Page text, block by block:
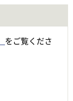
をご覧くださ